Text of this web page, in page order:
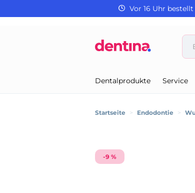
Vor 16 Uhr
Dentalprodukte Service
Startseite > Endodontie >
-9 %